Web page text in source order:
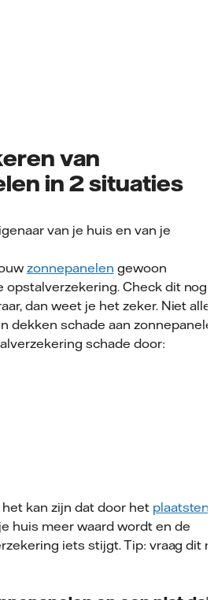
van
in 2 situaties
van je huis en van je
zonnepanelen gewoon
opstalverzekering. Check dit nog
dan weet je het zeker. Niet alle
dekken schade aan
schade door:
kan zijn dat door het plaatsten
je huis meer waard wordt en de
iets stijgt. Tip: vraag dit